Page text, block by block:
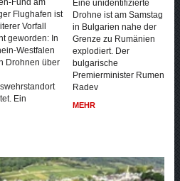
Fund am
Flughafen ist
Vorfall
geworden: In
Westfalen
Drohnen über
Ein
Eine unidentifizierte
Drohne ist am Samstag
in Bulgarien nahe der
Grenze zu Rumänien
explodiert. Der
bulgarische
Premierminister Rumen
Radev
MEHR